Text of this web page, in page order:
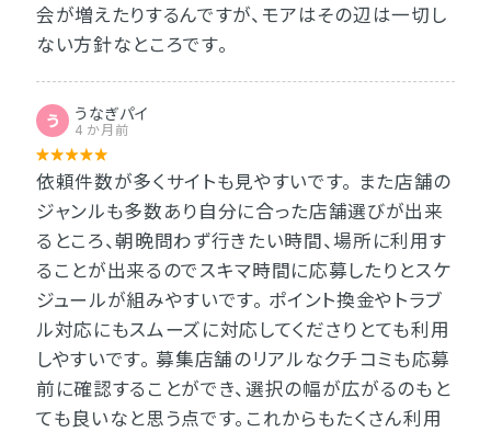
会が増えたりするんですが、モアはその辺は一切し
ない方針なところです。
う うなぎパイ
4 か月前
依頼件数が多くサイトも見やすいです。 また店舗の
ジャンルも多数あり自分に合った店舗選びが出来
るところ、朝晩問わず行きたい時間、場所に利用す
ることが出来るのでスキマ時間に応募したりとスケ
ジュールが組みやすいです。 ポイント換金やトラブ
ル対応にもスムーズに対応してくださりとても利用
しやすいです。 募集店舗のリアルなクチコミも応募
前に確認することができ、選択の幅が広がるのもと
ても良いなと思う点です。これからもたくさん利用